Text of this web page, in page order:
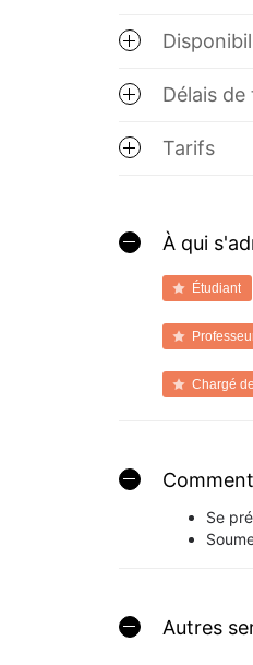
Délais
Tarifs
À qui
Étudiant
Chargé
Se
Autres